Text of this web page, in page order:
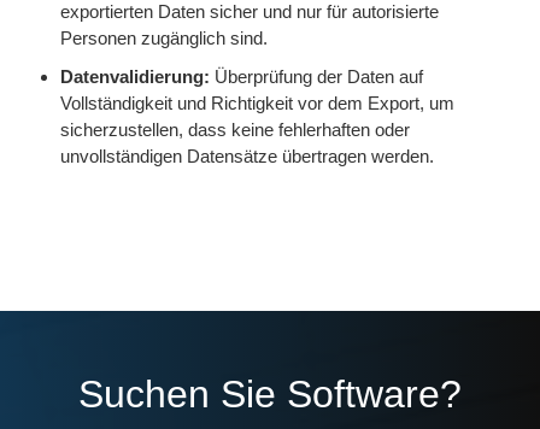
exportierten Daten sicher und nur für autorisierte
Personen zugänglich sind.
Datenvalidierung: Überprüfung der Daten auf
Vollständigkeit und Richtigkeit vor dem Export, um
sicherzustellen, dass keine fehlerhaften oder
unvollständigen Datensätze übertragen werden.
Suchen Sie Software?